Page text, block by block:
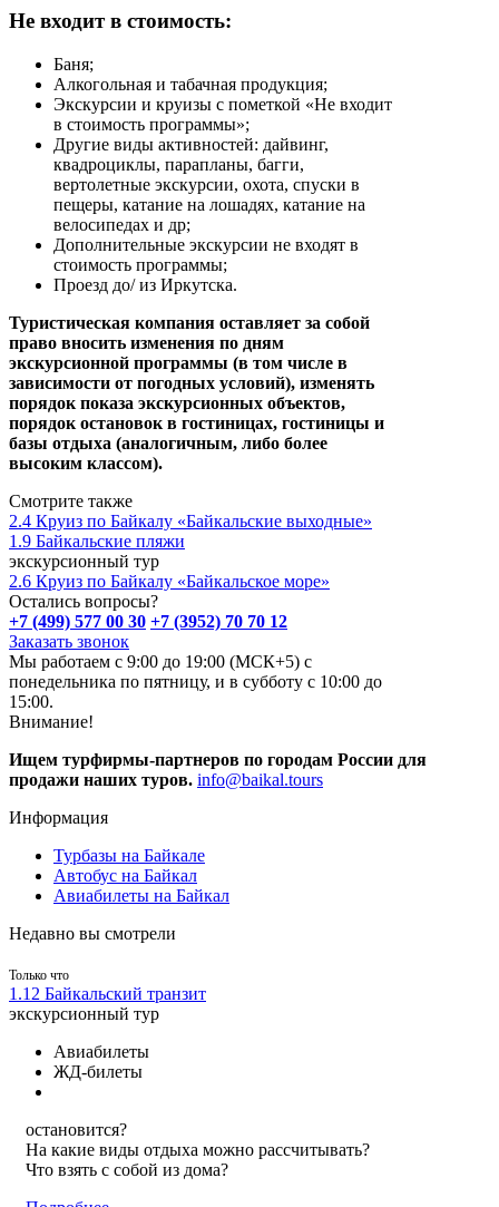
Не входит в стоимость:
Баня;
Алкогольная и табачная продукция;
Экскурсии и круизы с пометкой «Не входит
в стоимость программы»;
Другие виды активностей: дайвинг,
квадроциклы, парапланы, багги,
вертолетные экскурсии, охота, спуски в
пещеры, катание на лошадях, катание на
велосипедах и др;
Дополнительные экскурсии не входят в
стоимость программы;
Проезд до/ из Иркутска.
Туристическая компания оставляет за собой
право вносить изменения по дням
экскурсионной программы (в том числе в
зависимости от погодных условий), изменять
порядок показа экскурсионных объектов,
порядок остановок в гостиницах, гостиницы и
базы отдыха (аналогичным, либо более
высоким классом).
Смотрите также
2.4 Круиз по Байкалу «Байкальские выходные»
1.9 Байкальские пляжи
экскурсионный тур
2.6 Круиз по Байкалу «Байкальское море»
Остались вопросы?
+7 (499) 577 00 30 +7 (3952) 70 70 12
Заказать звонок
Мы работаем с 9:00 до 19:00 (МСК+5) с
понедельника по пятницу, и в субботу с 10:00 до
15:00.
Внимание!
Ищем турфирмы-партнеров по городам России для
продажи наших туров. info@baikal.tours
Информация
Турбазы на Байкале
Автобус на Байкал
Авиабилеты на Байкал
Недавно вы смотрели
Только что
1.12 Байкальский транзит
экскурсионный тур
Авиабилеты
ЖД-билеты
остановится?
На какие виды отдыха можно рассчитывать?
Что взять с собой из дома?